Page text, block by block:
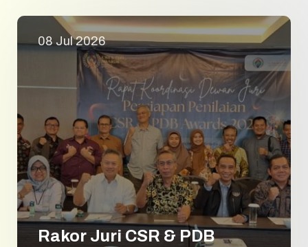
08 Jul 2026
Rakor Juri CSR & PDB